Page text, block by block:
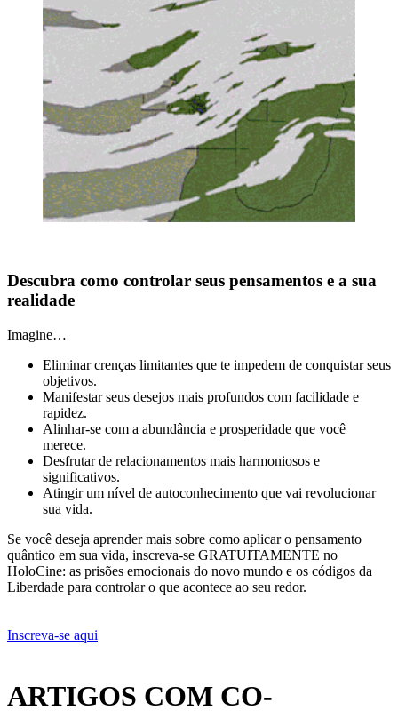
Descubra como controlar seus pensamentos e a sua
realidade
Imagine…
Eliminar crenças limitantes que te impedem de conquistar seus
objetivos.
Manifestar seus desejos mais profundos com facilidade e
rapidez.
Alinhar-se com a abundância e prosperidade que você
merece.
Desfrutar de relacionamentos mais harmoniosos e
significativos.
Atingir um nível de autoconhecimento que vai revolucionar
sua vida.
Se você deseja aprender mais sobre como aplicar o pensamento
quântico em sua vida, inscreva-se GRATUITAMENTE no
HoloCine: as prisões emocionais do novo mundo e os códigos da
Liberdade para controlar o que acontece ao seu redor.
Inscreva-se aqui
ARTIGOS COM CO-